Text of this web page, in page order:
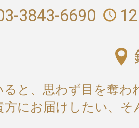
3843-6690
ると、思わず目を奪
方にお届けしたい、